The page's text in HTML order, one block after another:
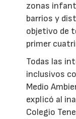
zonas
barrios y
objetivo de
primer
Todas las
inclusivos
Medio
explicó al
Colegio